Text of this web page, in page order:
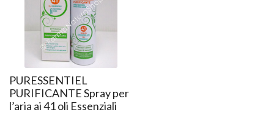
PURESSENTIEL
PURIFICANTE Spray per
l’aria ai 41 oli Essenziali